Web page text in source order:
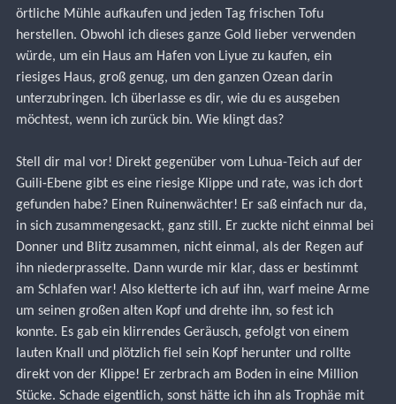
örtliche Mühle aufkaufen und jeden Tag frischen Tofu
herstellen. Obwohl ich dieses ganze Gold lieber verwenden
würde, um ein Haus am Hafen von Liyue zu kaufen, ein
riesiges Haus, groß genug, um den ganzen Ozean darin
unterzubringen. Ich überlasse es dir, wie du es ausgeben
möchtest, wenn ich zurück bin. Wie klingt das?
Stell dir mal vor! Direkt gegenüber vom Luhua-Teich auf der
Guili-Ebene gibt es eine riesige Klippe und rate, was ich dort
gefunden habe? Einen Ruinenwächter! Er saß einfach nur da,
in sich zusammengesackt, ganz still. Er zuckte nicht einmal bei
Donner und Blitz zusammen, nicht einmal, als der Regen auf
ihn niederprasselte. Dann wurde mir klar, dass er bestimmt
am Schlafen war! Also kletterte ich auf ihn, warf meine Arme
um seinen großen alten Kopf und drehte ihn, so fest ich
konnte. Es gab ein klirrendes Geräusch, gefolgt von einem
lauten Knall und plötzlich fiel sein Kopf herunter und rollte
direkt von der Klippe! Er zerbrach am Boden in eine Million
Stücke. Schade eigentlich, sonst hätte ich ihn als Trophäe mit